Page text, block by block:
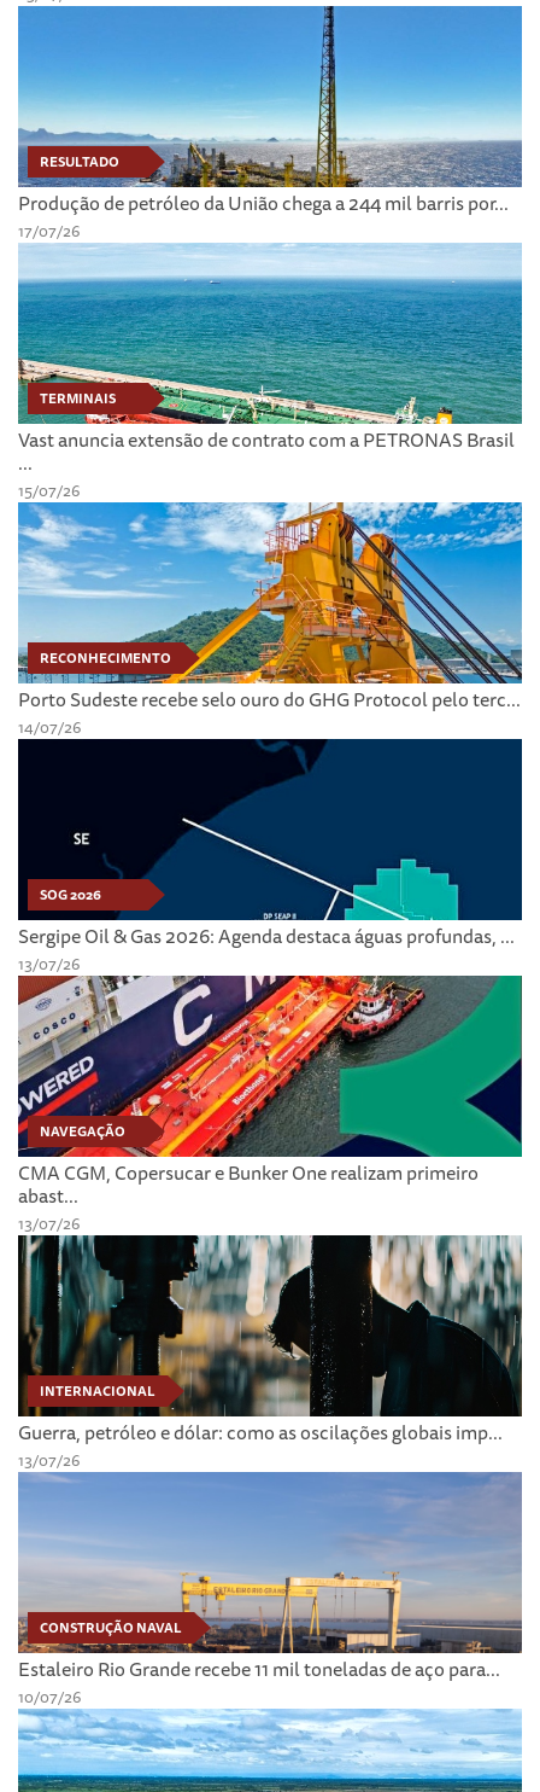
RESULTADO
Produção de petróleo da União chega a 244 mil barris por...
17/07/26
TERMINAIS
Vast anuncia extensão de contrato com a PETRONAS Brasil
...
15/07/26
RECONHECIMENTO
Porto Sudeste recebe selo ouro do GHG Protocol pelo terc...
14/07/26
SOG 2026
Sergipe Oil & Gas 2026: Agenda destaca águas profundas, ...
13/07/26
NAVEGAÇÃO
CMA CGM, Copersucar e Bunker One realizam primeiro
abast...
13/07/26
INTERNACIONAL
Guerra, petróleo e dólar: como as oscilações globais imp...
13/07/26
CONSTRUÇÃO NAVAL
Estaleiro Rio Grande recebe 11 mil toneladas de aço para...
10/07/26